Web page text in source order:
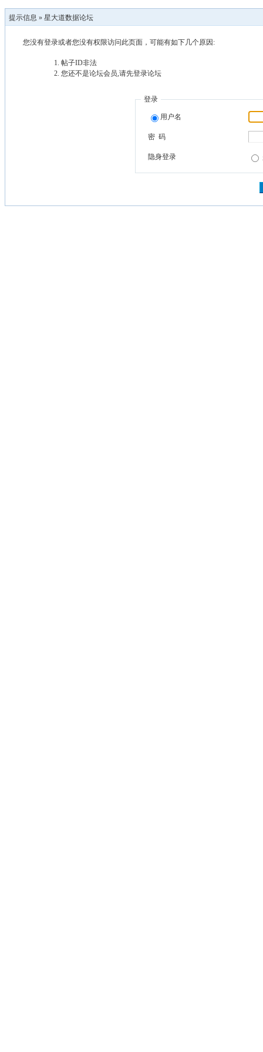
提示信息 » 星大道数据论坛
您没有登录或者您没有权限访问此页面，可能有如下几个原因:
帖子ID非法
您还不是论坛会员,请先登录论坛
登录
用户名
密 码
隐身登录